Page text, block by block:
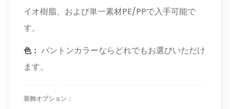
イオ樹脂、および単一素材PE/PPで入手可能で
す。
色： パントンカラーならどれでもお選びいただけ
ます。
装飾オプション：